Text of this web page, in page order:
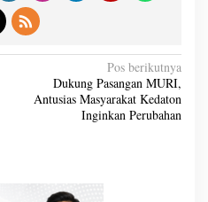
Pos berikutnya
Dukung Pasangan MURI,
Antusias Masyarakat Kedaton
Inginkan Perubahan